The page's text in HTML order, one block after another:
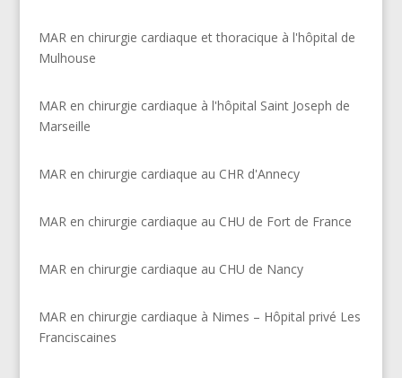
MAR en chirurgie cardiaque et thoracique à l'hôpital de
Mulhouse
MAR en chirurgie cardiaque à l'hôpital Saint Joseph de
Marseille
MAR en chirurgie cardiaque au CHR d'Annecy
MAR en chirurgie cardiaque au CHU de Fort de France
MAR en chirurgie cardiaque au CHU de Nancy
MAR en chirurgie cardiaque à Nimes – Hôpital privé Les
Franciscaines